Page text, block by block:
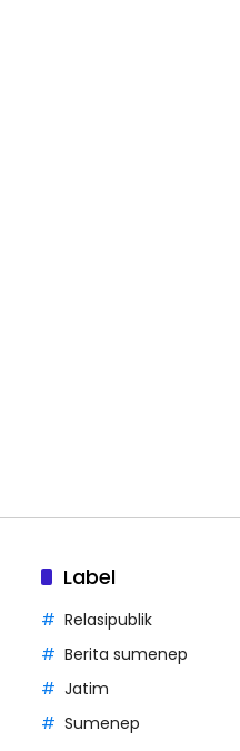
Label
Relasipublik
Berita sumenep
Jatim
Sumenep